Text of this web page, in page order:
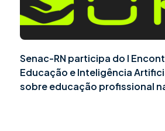
Senac-RN participa do I
Educação e Inteligência
sobre educação profissional